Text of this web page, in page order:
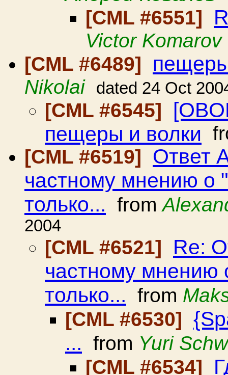
[CML #6551]
Victor Komarov
[CML #6489]
Nikolai dated 24 Oct
[CML #6545]
пещеры и волки
[CML #6519]
Ответ
частному мнению о
только... from
2004
[CML #6521]
Re:
частному мнению
только... from
[CML #6530]
... from Yuri
[CML #6534]